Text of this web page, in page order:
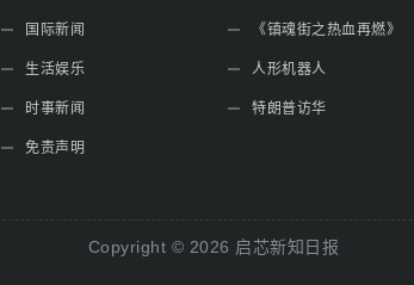
国际新闻
生活娱乐
时事新闻
免责声明
《镇魂街之热血再燃》
人形机器人
特朗普访华
Copyright © 2026 启芯新知日报